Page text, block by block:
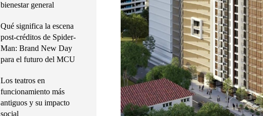
bienestar general
Qué significa la escena
post-créditos de Spider-
Man: Brand New Day
para el futuro del MCU
Los teatros en
funcionamiento más
antiguos y su impacto
social